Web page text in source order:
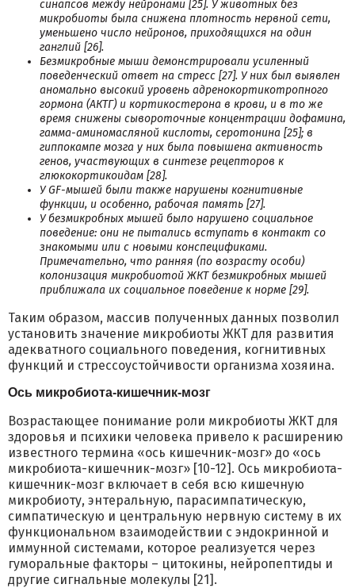
синапсов между нейронами [25]. У животных без
микробиоты была снижена плотность нервной сети,
уменьшено число нейронов, приходящихся на один
ганглий [26].
Безмикробные мыши демонстрировали усиленный
поведенческий ответ на стресс [27]. У них был выявлен
аномально высокий уровень адренокортикотропного
гормона (АКТГ) и кортикостерона в крови, и в то же
время снижены сывороточные концентрации дофамина,
гамма-аминомасляной кислоты, серотонина [25]; в
гиппокампе мозга у них была повышена активность
генов, участвующих в синтезе рецепторов к
глюкокортикоидам [28].
У GF-мышей были также нарушены когнитивные
функции, и особенно, рабочая память [27].
У безмикробных мышей было нарушено социальное
поведение: они не пытались вступать в контакт со
знакомыми или с новыми конспецификами.
Примечательно, что ранняя (по возрасту особи)
колонизация микробиотой ЖКТ безмикробных мышей
приближала их социальное поведение к норме [29].
Таким образом, массив полученных данных позволил
установить значение микробиоты ЖКТ для развития
адекватного социального поведения, когнитивных
функций и стрессоустойчивости организма хозяина.
Ось микробиота-кишечник-мозг
Возрастающее понимание роли микробиоты ЖКТ для
здоровья и психики человека привело к расширению
известного термина «ось кишечник-мозг» до «ось
микробиота-кишечник-мозг» [10-12]. Ось микробиота-
кишечник-мозг включает в себя всю кишечную
микробиоту, энтеральную, парасимпатическую,
симпатическую и центральную нервную систему в их
функциональном взаимодействии с эндокринной и
иммунной системами, которое реализуется через
гуморальные факторы – цитокины, нейропептиды и
другие сигнальные молекулы [21].